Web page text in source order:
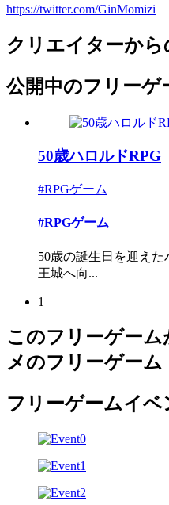
https://twitter.com/GinMomizi
クリエイターから
公開中のフリーゲ
50歳ハロルドRPG
#RPGゲーム
#RPGゲーム
50歳の誕生日を迎え
王城へ向...
1
このフリーゲー
メのフリーゲーム
フリーゲームイベ